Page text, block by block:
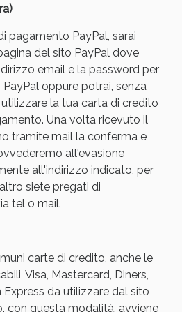
pagamento PayPal, sarai
del sito PayPal dove
email e la password per
oppure potrai, senza
la tua carta di credito
Una volta ricevuto il
tramite mail la conferma e
all'evasione
all'indirizzo indicato, per
siete pregati di
tel o mail.
carte di credito, anche le
Visa, Mastercard, Diners,
Express da utilizzare dal sito
con questa modalità, avviene